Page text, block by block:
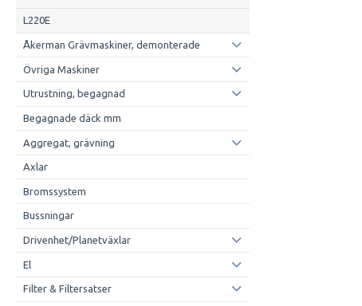
L220E
Åkerman Grävmaskiner, demonterade
Övriga Maskiner
Utrustning, begagnad
Begagnade däck mm
Aggregat, grävning
Axlar
Bromssystem
Bussningar
Drivenhet/Planetväxlar
El
Filter & Filtersatser